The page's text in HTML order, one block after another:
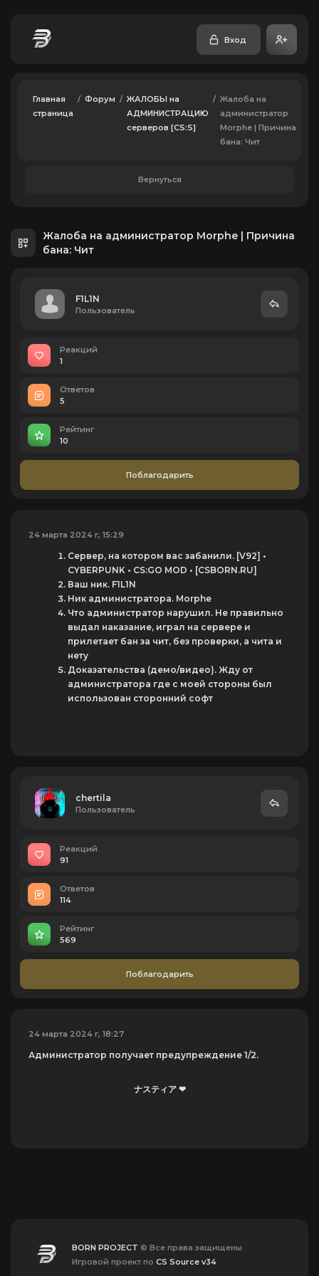
Вход
Главная
страница
/ Форум / ЖАЛОБЫ на
АДМИНИСТРАЦИЮ
серверов [CS:S]
/ Жалоба на
администратор
Morphe | Причина
бана: Чит
Вернуться
Жалоба на администратор Morphe | Причина
бана: Чит
F1L1N
Пользователь
Реакций
1
Ответов
5
Рейтинг
10
Поблагодарить
24 марта 2024 г, 15:29
Сервер, на котором вас забанили. [V92] •
CYBERPUNK • CS:GO MOD • [CSBORN.RU]
Ваш ник. F1L1N
Ник администратора. Morphe
Что администратор нарушил. Не правильно
выдал наказание, играл на сервере и
прилетает бан за чит, без проверки, а чита и
нету
Доказательства (демо/видео). Жду от
администратора где с моей стороны был
использован сторонний софт
chertila
Пользователь
Реакций
91
Ответов
114
Рейтинг
569
Поблагодарить
24 марта 2024 г, 18:27
Администратор получает предупреждение 1/2.
ナスティア ❤
BORN PROJECT © Все права защищены
Игровой проект по CS Source v34